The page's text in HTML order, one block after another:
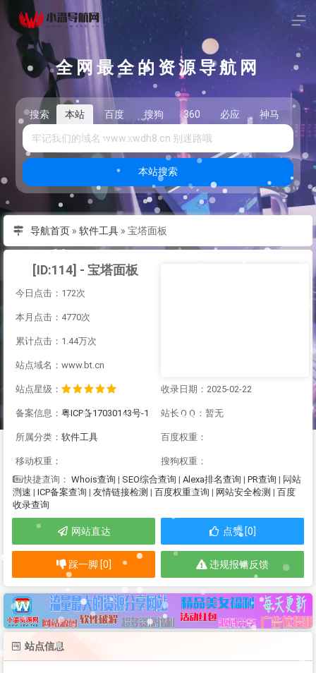
全网最全的资源导航网
搜索 本站 百度 搜狗 360 必应 神马 头
本站搜索
导航首页» 软件工具» 宝塔面板
[ID:114] - 宝塔面板
今日点击：172次
本月点击：4770次
累计点击：1.44万次
站点域名：www.bt.cn
站点星级： 收录日期：2025-02-22
备案信息： 粤ICP备17030143号-1 站长ＱＱ：暂无
所属分类： 软件工具 百度权重：
移动权重： 搜狗权重：
快捷查询： Whois查询 | SEO综合查询 | Alexa排名查询 | PR查询 | 网站
测速 | ICP备案查询 | 友情链接检测 | 百度权重查询 | 网站安全检测 | 百度
收录查询
网站直达 点赞 [0]
踩一脚 [0] 违规报错反馈
站点信息